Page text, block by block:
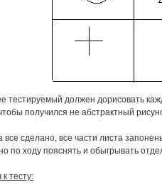
тестируемый должен дорисовать
получился не абстрактный
все сделано, все части листа
по ходу пояснять и обыгрывать
к тесту: